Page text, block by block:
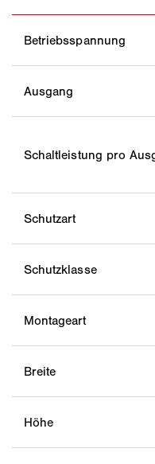
Betriebsspannung
Ausgang
Schaltleistung pro
Schutzart
Schutzklasse
Montageart
Breite
Höhe